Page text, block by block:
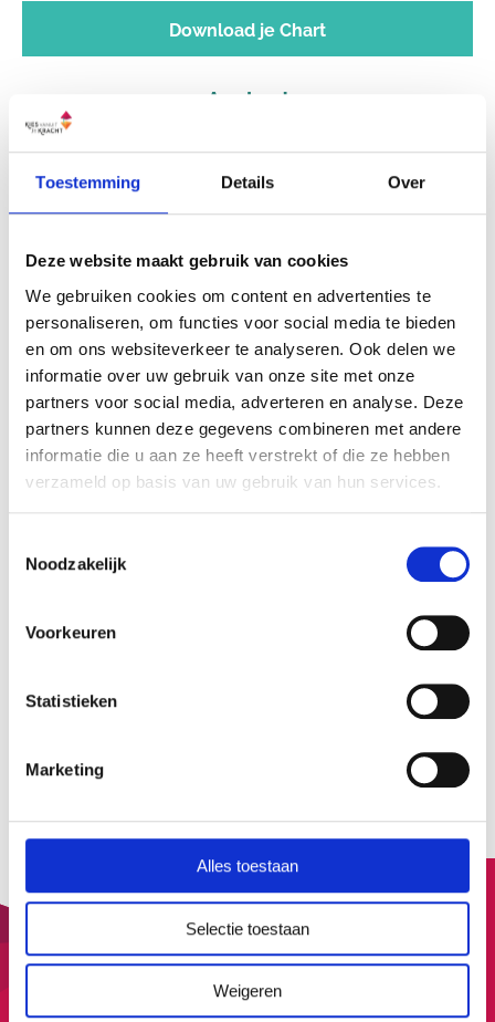
Toestemming Details Over
Deze website maakt gebruik van cookies
We gebruiken cookies om content en advertenties te
personaliseren, om functies voor social media te bieden
en om ons websiteverkeer te analyseren. Ook delen we
informatie over uw gebruik van onze site met onze
partners voor social media, adverteren en analyse. Deze
partners kunnen deze gegevens combineren met andere
informatie die u aan ze heeft verstrekt of die ze hebben
verzameld op basis van uw gebruik van hun services.
Noodzakelijk
Voorkeuren
Statistieken
Marketing
Alles toestaan
Selectie toestaan
Weigeren
Download je Chart
Aanbod
Beïnvloed by Design
HD Community
Vind jouw HD Coach of Adviseur
HD Activiteiten Kalendar
Interpreteer mijn "poort-posts"